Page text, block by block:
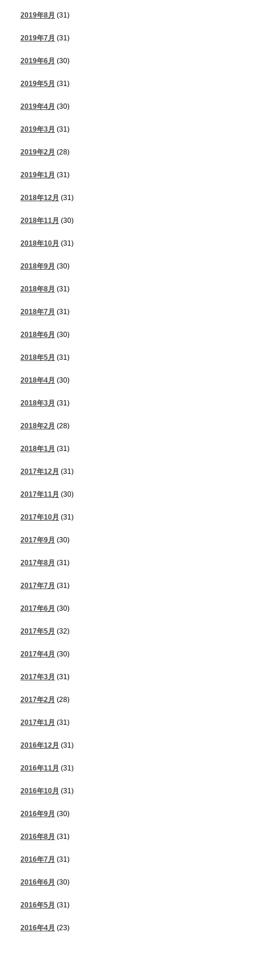
2019年8月 (31)
2019年7月 (31)
2019年6月 (30)
2019年5月 (31)
2019年4月 (30)
2019年3月 (31)
2019年2月 (28)
2019年1月 (31)
2018年12月 (31)
2018年11月 (30)
2018年10月 (31)
2018年9月 (30)
2018年8月 (31)
2018年7月 (31)
2018年6月 (30)
2018年5月 (31)
2018年4月 (30)
2018年3月 (31)
2018年2月 (28)
2018年1月 (31)
2017年12月 (31)
2017年11月 (30)
2017年10月 (31)
2017年9月 (30)
2017年8月 (31)
2017年7月 (31)
2017年6月 (30)
2017年5月 (32)
2017年4月 (30)
2017年3月 (31)
2017年2月 (28)
2017年1月 (31)
2016年12月 (31)
2016年11月 (31)
2016年10月 (31)
2016年9月 (30)
2016年8月 (31)
2016年7月 (31)
2016年6月 (30)
2016年5月 (31)
2016年4月 (23)